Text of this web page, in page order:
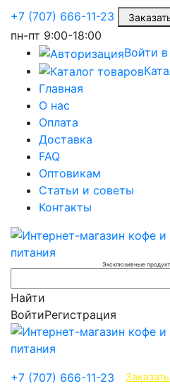
+7 (707) 666-11-23
пн-пт 9:00-18:00
Войти
Главная
О нас
Оплата
Доставка
FAQ
Оптовикам
Статьи и советы
Контакты
Эксклюзивные
Найти
ВойтиРегистрация
+7 (707) 666-11-23